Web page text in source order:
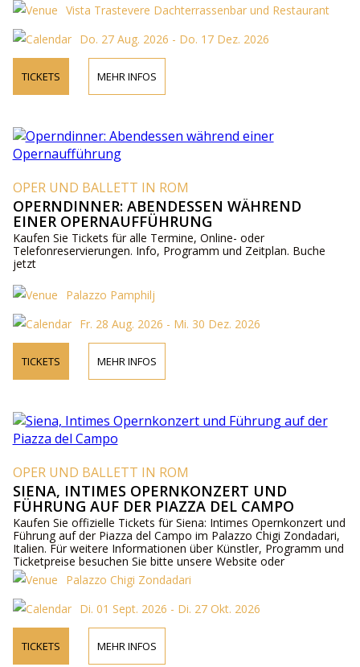
Vista Trastevere Dachterrassenbar und Restaurant
Do. 27 Aug. 2026 - Do. 17 Dez. 2026
TICKETS MEHR INFOS
OPER UND BALLETT IN ROM
OPERNDINNER: ABENDESSEN WÄHREND
EINER OPERNAUFFÜHRUNG
Kaufen Sie Tickets für alle Termine, Online- oder
Telefonreservierungen. Info, Programm und Zeitplan. Buche
jetzt
Palazzo Pamphilj
Fr. 28 Aug. 2026 - Mi. 30 Dez. 2026
TICKETS MEHR INFOS
OPER UND BALLETT IN ROM
SIENA, INTIMES OPERNKONZERT UND
FÜHRUNG AUF DER PIAZZA DEL CAMPO
Kaufen Sie offizielle Tickets für Siena: Intimes Opernkonzert und
Führung auf der Piazza del Campo im Palazzo Chigi Zondadari,
Italien. Für weitere Informationen über Künstler, Programm und
Ticketpreise besuchen Sie bitte unsere Website oder
kontaktieren Sie uns telefonisch.
Palazzo Chigi Zondadari
Di. 01 Sept. 2026 - Di. 27 Okt. 2026
TICKETS MEHR INFOS